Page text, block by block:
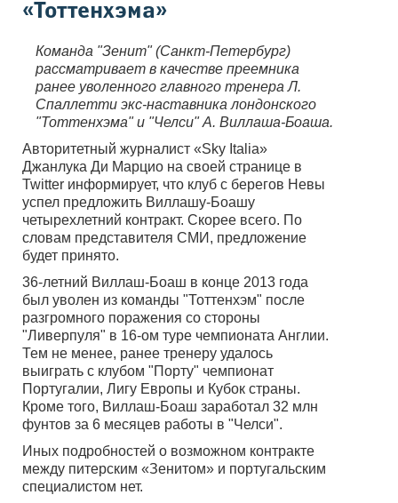
«Тоттенхэма»
Команда "Зенит" (Санкт-Петербург)
рассматривает в качестве преемника
ранее уволенного главного тренера Л.
Спаллетти экс-наставника лондонского
"Тоттенхэма" и "Челси" А. Виллаша-Боаша.
Авторитетный журналист «Sky Italia»
Джанлука Ди Марцио на своей странице в
Twitter информирует, что клуб с берегов Невы
успел предложить Виллашу-Боашу
четырехлетний контракт. Скорее всего. По
словам представителя СМИ, предложение
будет принято.
36-летний Виллаш-Боаш в конце 2013 года
был уволен из команды "Тоттенхэм" после
разгромного поражения со стороны
"Ливерпуля" в 16-ом туре чемпионата Англии.
Тем не менее, ранее тренеру удалось
выиграть с клубом "Порту" чемпионат
Португалии, Лигу Европы и Кубок страны.
Кроме того, Виллаш-Боаш заработал 32 млн
фунтов за 6 месяцев работы в "Челси".
Иных подробностей о возможном контракте
между питерским «Зенитом» и португальским
специалистом нет.